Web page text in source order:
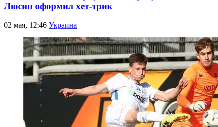
Люсин оформил хет-трик
02 мая, 12:46 Украина